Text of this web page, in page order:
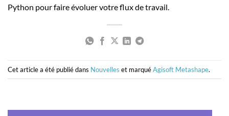
Python pour faire évoluer votre flux de travail.
Cet article a été publié dans Nouvelles et marquéAgisoft Metashape.